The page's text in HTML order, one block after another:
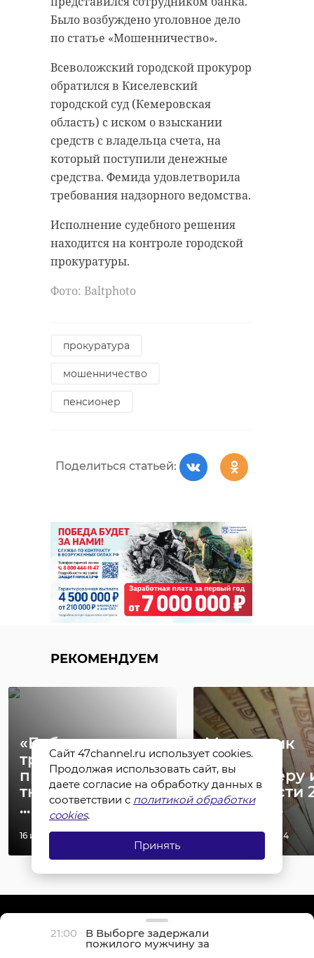
Было возбуждено уголовное дело
по статье «Мошенничество».
Всеволожский городской прокурор
обратился в Киселевский
городской суд (Кемеровская
область) с иском о взыскании
средств с владельца счета, на
который поступили денежные
средства. Фемида удовлетворила
требования надзорного ведомства.
Исполнение судебного решения
находится на контроле городской
прокуратуры.
Фото: Вaltphoto
прокуратура
мошенничество
пенсионер
Поделиться статьей:
РЕКОМЕНДУЕМ
«Бабушка-
травница Мария»
проведет в
тюрьме три года
...
16 июня 2022, 07:47
Мошенник
вернет
пенсионеру
Ленобласти
тысяч р ...
29 июля 2024, 10:24
21:00 В Выборге задержали
пожилого мужчину за
финансирование
Сайт 47channel.ru использует cookies.
Продолжая использовать сайт, вы
даете согласие на обработку данных в
соответствии с политикой обработки
cookies.
Принять